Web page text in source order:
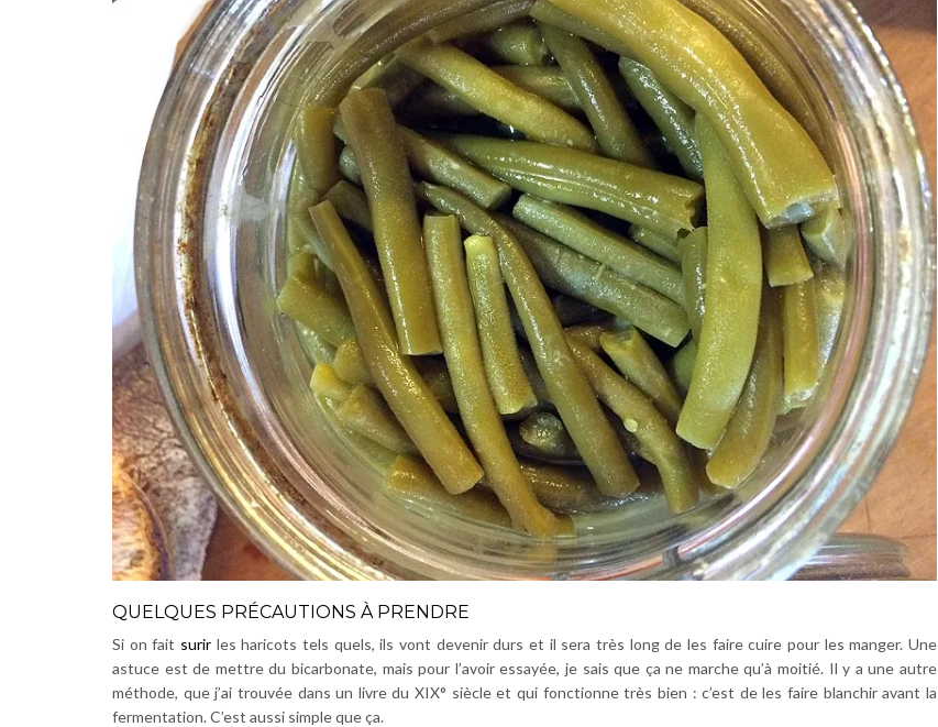
QUELQUES PRÉCAUTIONS À PRENDRE
Si on fait surir les haricots tels quels, ils vont devenir durs et il sera très long de les faire cuire pour les manger. Une
astuce est de mettre du bicarbonate, mais pour l’avoir essayée, je sais que ça ne marche qu’à moitié. Il y a une autre
méthode, que j’ai trouvée dans un livre du XIX° siècle et qui fonctionne très bien : c’est de les faire blanchir avant la
fermentation. C’est aussi simple que ça.